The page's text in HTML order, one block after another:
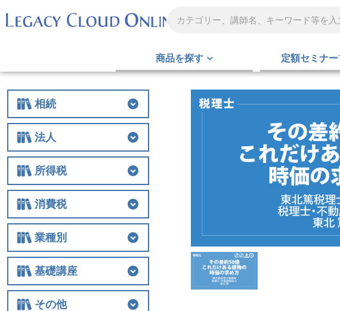
商品を探す 定額セミナ
相続
相続
相続税
贈与
財産評価
事業承継
不動産
生前対策
税務調査
その他
法人
法人
法人税
経費
役員関連
特例
組織再編
解散・清算
税務調査
その他
所得税
所得税
所得税
譲渡
税務調査
その他
消費税
消費税
消費税
税務調査
その他
業種別
業種別
医業
農業
非営利法人
介護
税務調査
その他の業種
基礎講座
基礎講座
相続税
法人関連
その他